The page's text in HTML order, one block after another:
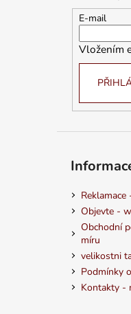
E-mail
Vložením
Objevte -
Obchodní
míru
velikostni
Podmínky
Kontakty -